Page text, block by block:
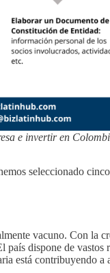
e invertir en
seleccionado
vacuno. Con la
país dispone de
está contribuyendo a